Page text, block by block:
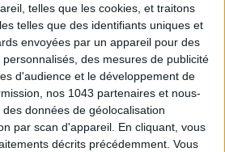
telles que les cookies, et traitons
telles que des identifiants uniques et
envoyées par un appareil pour des
des mesures de publicité
d'audience et le développement de
nos 1043 partenaires et nous-
données de géolocalisation
par scan d'appareil. En cliquant, vous
décrits précédemment. Vous
STARS DE L’ÉTÉ